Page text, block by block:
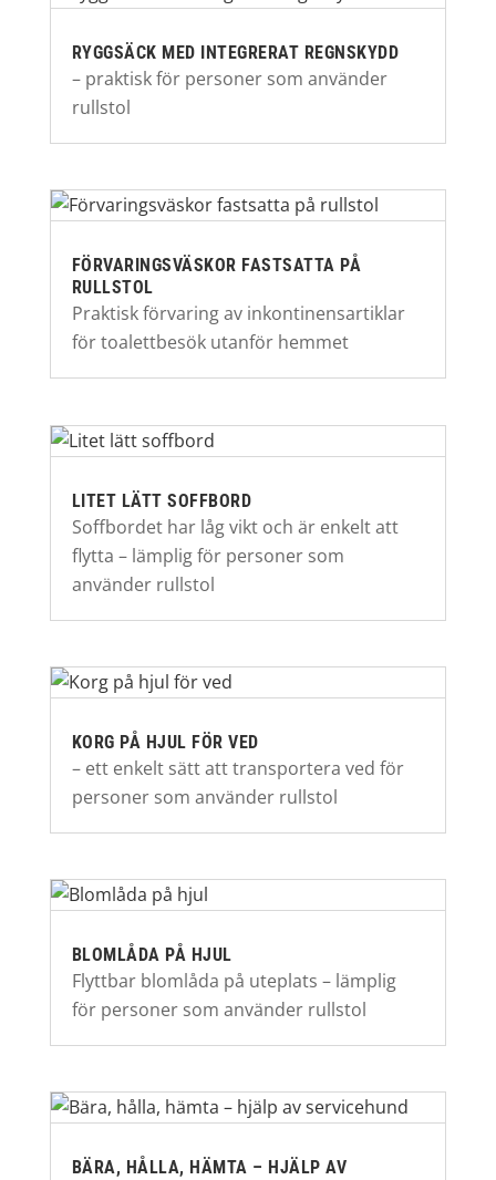
RYGGSÄCK MED INTEGRERAT REGNSKYDD
– praktisk för personer som använder
rullstol
FÖRVARINGSVÄSKOR FASTSATTA PÅ
RULLSTOL
Praktisk förvaring av inkontinensartiklar
för toalettbesök utanför hemmet
LITET LÄTT SOFFBORD
Soffbordet har låg vikt och är enkelt att
flytta – lämplig för personer som
använder rullstol
KORG PÅ HJUL FÖR VED
– ett enkelt sätt att transportera ved för
personer som använder rullstol
BLOMLÅDA PÅ HJUL
Flyttbar blomlåda på uteplats – lämplig
för personer som använder rullstol
BÄRA, HÅLLA, HÄMTA – HJÄLP AV